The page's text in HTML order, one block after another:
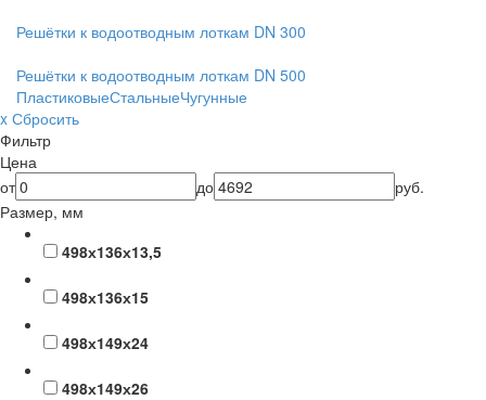
Решётки к водоотводным лоткам DN 300
Решётки к водоотводным лоткам DN 500
ПластиковыеСтальныеЧугунные
x Сбросить
Фильтр
Цена
от
до
руб.
Размер, мм
498х136х13,5
498х136х15
498х149х24
498х149х26